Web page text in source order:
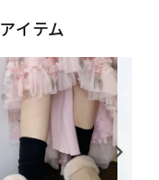
イテム